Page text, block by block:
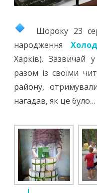
Щороку 23
народження
Харків). Зазвичай
разом із своїми
району,
нагадав, як це було…